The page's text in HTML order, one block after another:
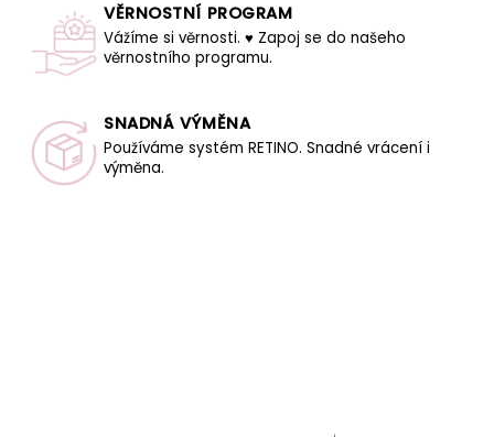
VĚRNOSTNÍ PROGRAM
Vážíme si věrnosti. ♥ Zapoj se do našeho
věrnostního programu.
SNADNÁ VÝMĚNA
Používáme systém RETINO. Snadné vrácení i
výměna.